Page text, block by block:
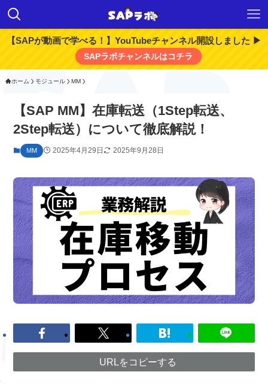
【SAPが動画で学べる！】YouTubeチャンネル開設しました ▶
SAPラボチャンネルはコチラ
ホーム モジュール MM
【SAP MM】在庫転送（1Step転送、
2Step転送）について徹底解説！
MM 2025年4月29日 2025年9月28日
URLをコピーする